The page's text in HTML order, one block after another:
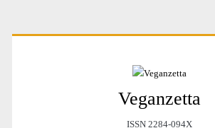
Primary
Veganzetta
ISSN 2284-094X